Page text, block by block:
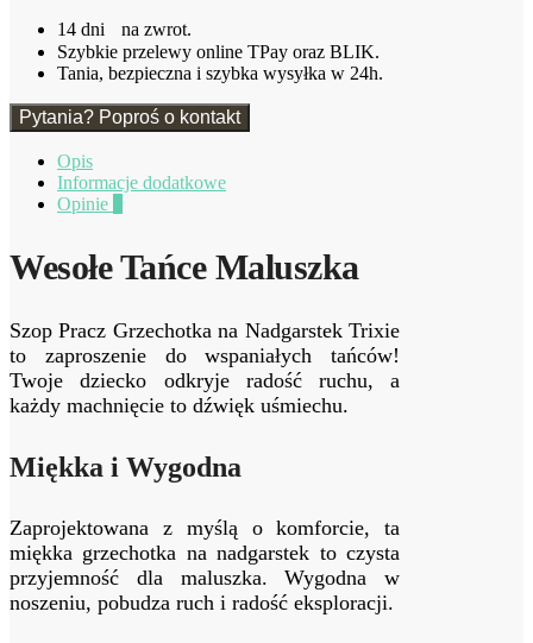
14 dni na zwrot.
Szybkie przelewy online TPay oraz BLIK.
Tania, bezpieczna i szybka wysyłka w 24h.
Pytania? Poproś o kontakt
Opis
Informacje dodatkowe
Opinie
Wesołe Tańce Maluszka
Szop Pracz Grzechotka na Nadgarstek Trixie
to zaproszenie do wspaniałych tańców!
Twoje dziecko odkryje radość ruchu, a
każdy machnięcie to dźwięk uśmiechu.
Miękka i Wygodna
Zaprojektowana z myślą o komforcie, ta
miękka grzechotka na nadgarstek to czysta
przyjemność dla maluszka. Wygodna w
noszeniu, pobudza ruch i radość eksploracji.